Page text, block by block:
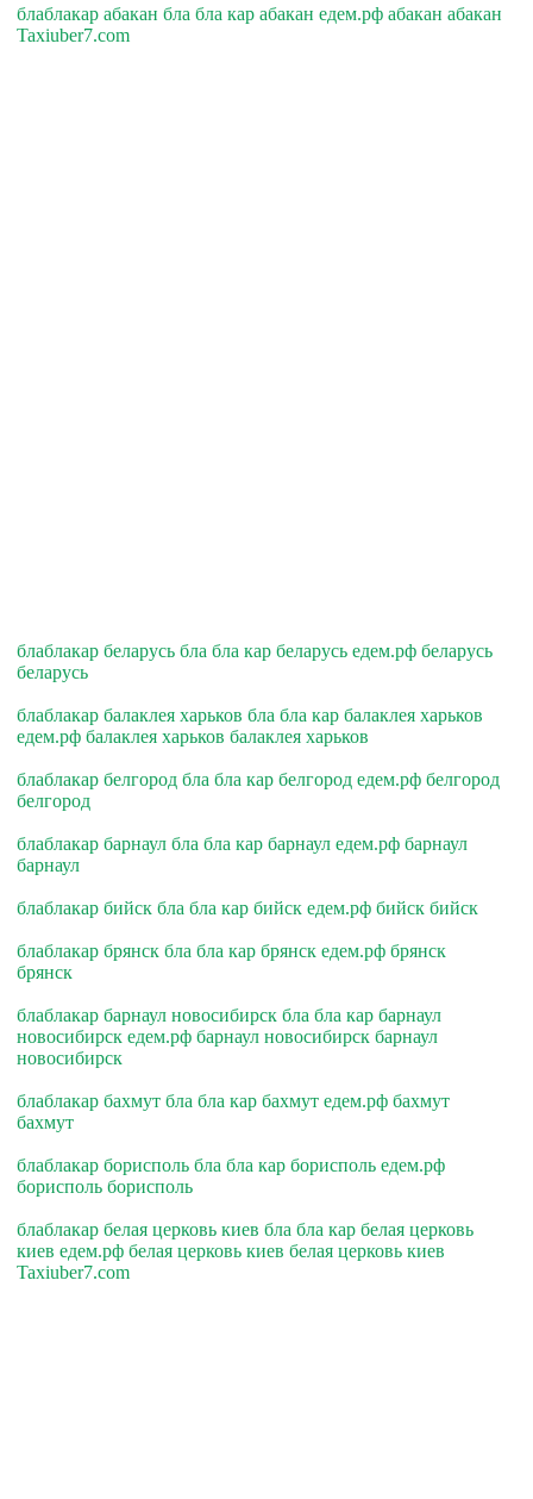
блаблакар абакан бла бла кар абакан едем.рф абакан абакан
Taxiuber7.com
блаблакар беларусь бла бла кар беларусь едем.рф беларусь
беларусь
блаблакар балаклея харьков бла бла кар балаклея харьков
едем.рф балаклея харьков балаклея харьков
блаблакар белгород бла бла кар белгород едем.рф белгород
белгород
блаблакар барнаул бла бла кар барнаул едем.рф барнаул
барнаул
блаблакар бийск бла бла кар бийск едем.рф бийск бийск
блаблакар брянск бла бла кар брянск едем.рф брянск
брянск
блаблакар барнаул новосибирск бла бла кар барнаул
новосибирск едем.рф барнаул новосибирск барнаул
новосибирск
блаблакар бахмут бла бла кар бахмут едем.рф бахмут
бахмут
блаблакар борисполь бла бла кар борисполь едем.рф
борисполь борисполь
блаблакар белая церковь киев бла бла кар белая церковь
киев едем.рф белая церковь киев белая церковь киев
Taxiuber7.com